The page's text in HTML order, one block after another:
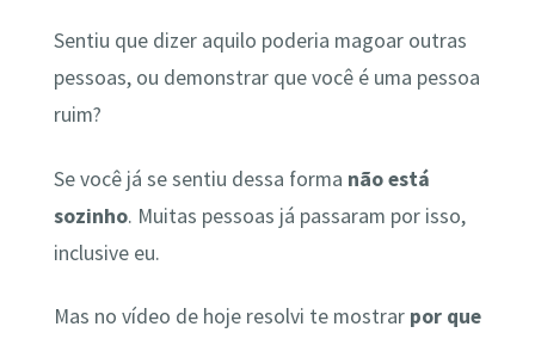
Sentiu que dizer aquilo poderia magoar outras
pessoas, ou demonstrar que você é uma pessoa
ruim?
Se você já se sentiu dessa forma não está
sozinho. Muitas pessoas já passaram por isso,
inclusive eu.
Mas no vídeo de hoje resolvi te mostrar por que